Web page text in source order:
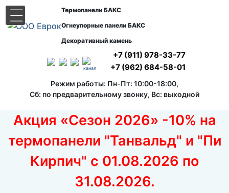
Термопанели БАКС
Огнеупорные панели БАКС
Декоративный камень
канал
+7 (911) 978-33-77
+7 (962) 684-58-01
Режим работы: Пн-Пт: 10:00-18:00,
Сб: по предварительному звонку, Вс: выходной
Акция «Сезон 2026» -10% на
термопанели "Танвальд" и "Пи
Кирпич" с 01.08.2026 по
31.08.2026.
|||